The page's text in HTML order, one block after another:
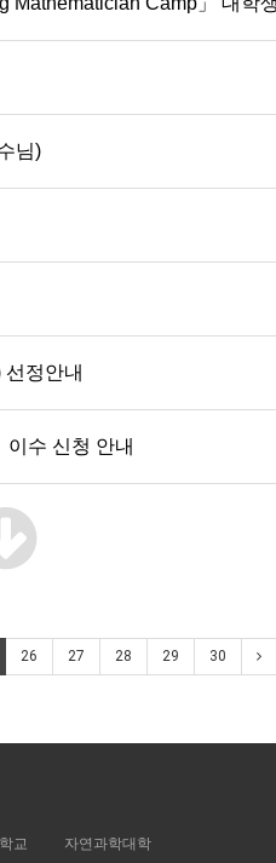
님)
정안내
수 신청 안내
26 27 28 29 30
교 자연과학대학